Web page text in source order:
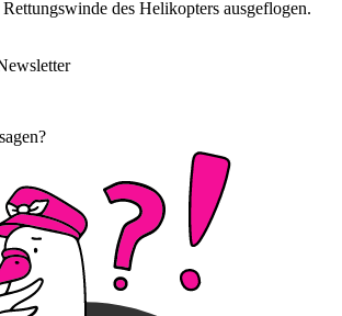
des Helikopters ausgeflogen.